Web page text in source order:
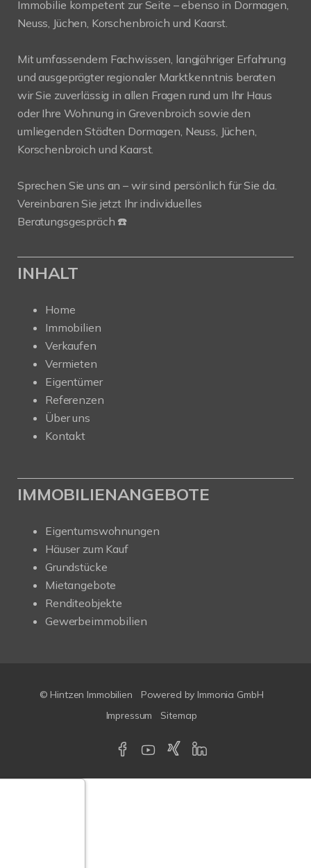
Immobilie kompetent zur Seite – ebenso in Dormagen,
Neuss, Jüchen, Korschenbroich und Kaarst.
Mit umfassendem Fachwissen, langjähriger Erfahrung
und ausgeprägter regionaler Marktkenntnis beraten
wir Sie zuverlässig in allen Fragen rund um Ihr Haus
oder Ihre Wohnung in Grevenbroich sowie den
umliegenden Städten Dormagen, Neuss, Jüchen,
Korschenbroich und Kaarst.
Sprechen Sie uns an – wir sind persönlich für Sie da.
Vereinbaren Sie jetzt Ihr individuelles
Beratungsgespräch ☎️
INHALT
Home
Immobilien
Verkaufen
Vermieten
Eigentümer
Referenzen
Über uns
Kontakt
IMMOBILIENANGEBOTE
Eigentumswohnungen
Häuser zum Kauf
Grundstücke
Mietangebote
Renditeobjekte
Gewerbeimmobilien
© Hintzen Immobilien
Powered by Immonia GmbH
Impressum
Sitemap